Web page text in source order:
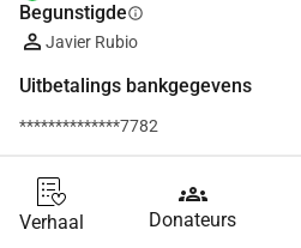
Begunstigdeinfo
Javier Rubio
Uitbetalings bankgegevens
**************7782
Verhaal
groups
Donateurs